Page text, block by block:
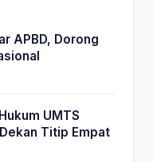
APBD, Dorong
UMTS
Titip Empat